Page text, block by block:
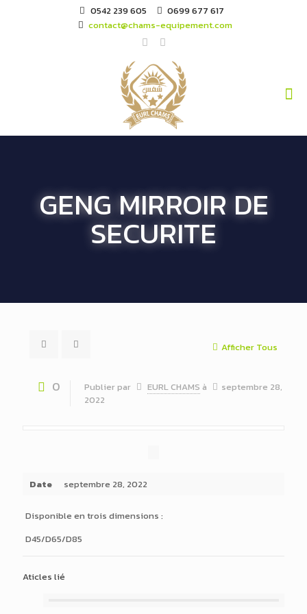
0542 239 605
0699 677 617
contact@chams-equipement.com
GENG MIRROIR DE
SECURITE
Afficher Tous
0 Publier par EURL CHAMS à
septembre 28,
2022
Date septembre 28, 2022
Disponible en trois dimensions :
D45/D65/D85
Aticles lié